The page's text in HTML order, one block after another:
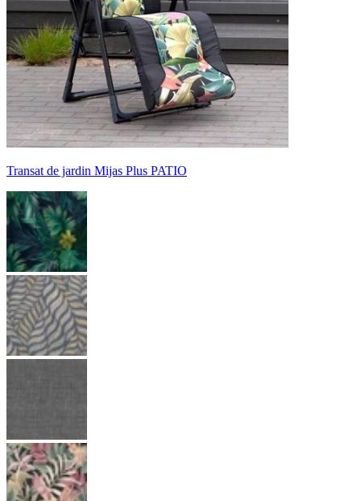
Transat de jardin Mijas Plus PATIO